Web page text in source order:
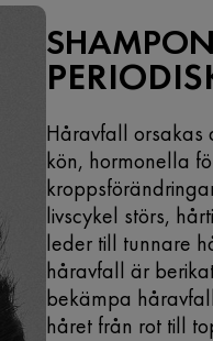
SHAMPON
Håravfall orsakas
kön, hormonella
livscykel störs,
leder till tunnare
håravfall är
bekämpa
håret från rot till